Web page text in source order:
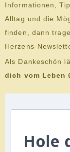
Informationen,
Alltag und die
finden, dann
Herzens-
Als Dankeschön
dich vom Leben
Hole